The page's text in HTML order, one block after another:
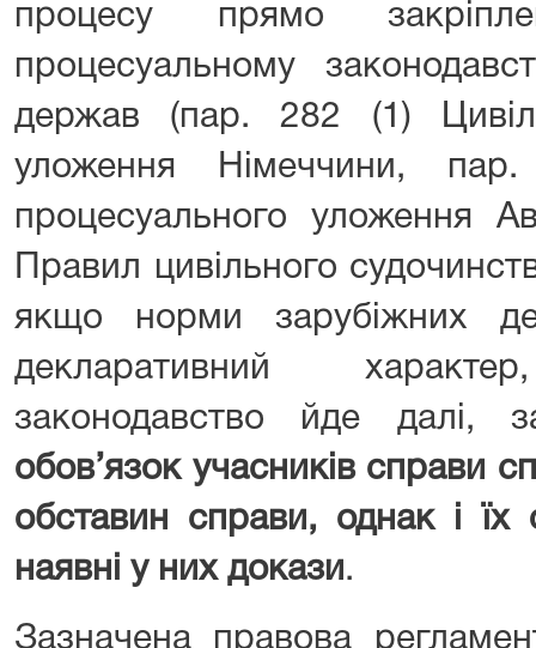
процесу прямо
процесуальному
держав (пар. 282 (1)
уложення Німеччини,
процесуального уложення
Правил цивільного
якщо норми зарубіжних
декларативний
законодавство йде далі,
обов’язок учасників справи
обставин справи, однак і їх
наявні у них докази .
Зазначена правова